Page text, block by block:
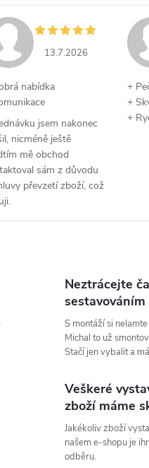
13.7.2026
nabídka
jsem nakonec
nicméně ještě
mě obchod
sám z důvodu
převzetí zboží, což
+
+
+
Neztrácejte
sestavováním
S montáží si
Michal to už
Stačí jen vybalit a
Veškeré
zboží máme
Jakékoliv zboží
našem e-shopu je
odběru.